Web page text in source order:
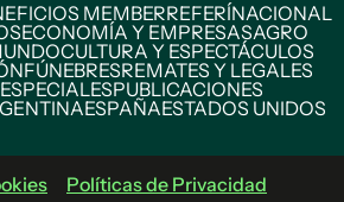
MEMBERREFERÍNACIONAL
ECONOMÍA Y EMPRESASAGRO
CULTURA Y ESPECTÁCULOS
FÚNEBRESREMATES Y LEGALES
PUBLICACIONES
ESPAÑAESTADOS UNIDOS
Políticas de Privacidad